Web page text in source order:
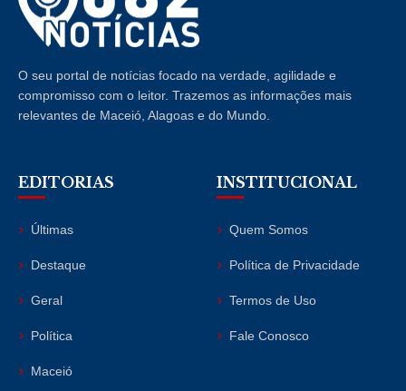
O seu portal de notícias focado na verdade, agilidade e
compromisso com o leitor. Trazemos as informações mais
relevantes de Maceió, Alagoas e do Mundo.
EDITORIAS
Últimas
Destaque
Geral
Política
Maceió
INSTITUCIONAL
Quem Somos
Política de Privacidade
Termos de Uso
Fale Conosco